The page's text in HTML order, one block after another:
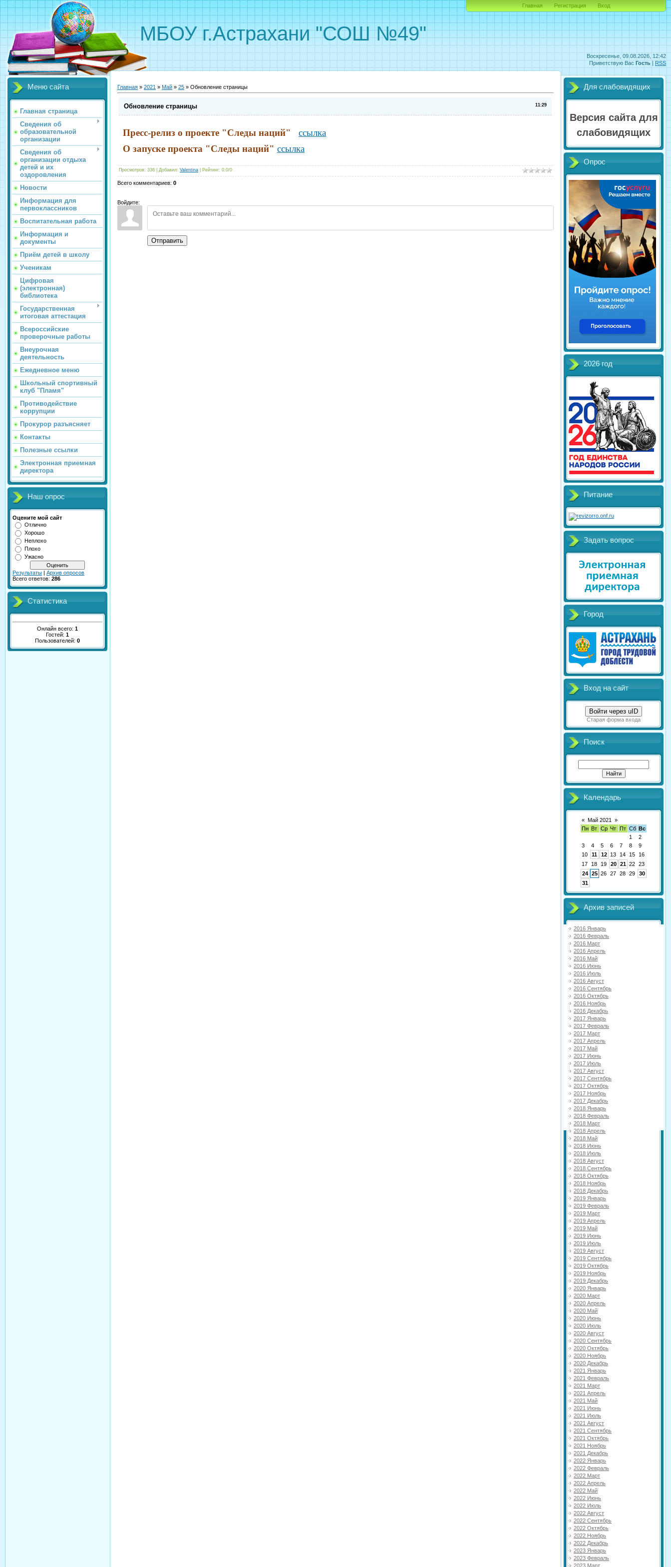
Воскресенье, 09.08.2026, 12:42
Приветствую Вас Гость | RSS
МБОУ г.Астрахани "СОШ №49"
Главная Регистрация Вход
Меню сайта
Главная страница
Сведения об
образовательной
организации
Сведения об
организации отдыха
детей и их
оздоровления
Новости
Информация для
первоклассников
Воспитательная работа
Информация и
документы
Приём детей в школу
Ученикам
Цифровая
(электронная)
библиотека
Государственная
итоговая аттестация
Всероссийские
проверочные работы
Внеурочная
деятельность
Ежедневное меню
Школьный спортивный
клуб "Пламя"
Противодействие
коррупции
Прокурор разъясняет
Контакты
Полезные ссылки
Электронная приемная
директора
Наш опрос
Оцените мой сайт
Отлично
Хорошо
Неплохо
Плохо
Ужасно
Результаты | Архив опросов
Всего ответов: 286
Статистика
Онлайн всего: 1
Гостей: 1
Пользователей: 0
Главная » 2021 » Май » 25 » Обновление страницы
11:29
Обновление страницы
Пресс-релиз о проекте "Следы наций"
ссылка
О запуске проекта "Следы наций" ссылка
Просмотров: 336 Добавил: Valentina Рейтинг: 0.0/0
Всего комментариев: 0
Войдите:
Отправить
Для слабовидящих
Версия сайта для
слабовидящих
Опрос
2026 год
Питание
Задать вопрос
Город
Вход на сайт
Войти через uID
Старая форма входа
Поиск
Календарь
« Май 2021
»
Пн Вт Ср Чт Пт Сб Вс
1
2
3
4 5 6 7 8
9
10
11 12 13 14 15
16
17
18 19 20 21 22 23
24 25 26 27 28 29
30
31
Архив записей
2016 Январь
2016 Февраль
2016 Март
2016 Апрель
2016 Май
2016 Июнь
2016 Июль
2016 Август
2016 Сентябрь
2016 Октябрь
2016 Ноябрь
2016 Декабрь
2017 Январь
2017 Февраль
2017 Март
2017 Апрель
2017 Май
2017 Июнь
2017 Июль
2017 Август
2017 Сентябрь
2017 Октябрь
2017 Ноябрь
2017 Декабрь
2018 Январь
2018 Февраль
2018 Март
2018 Апрель
2018 Май
2018 Июнь
2018 Июль
2018 Август
2018 Сентябрь
2018 Октябрь
2018 Ноябрь
2018 Декабрь
2019 Январь
2019 Февраль
2019 Март
2019 Апрель
2019 Май
2019 Июнь
2019 Июль
2019 Август
2019 Сентябрь
2019 Октябрь
2019 Ноябрь
2019 Декабрь
2020 Январь
2020 Март
2020 Апрель
2020 Май
2020 Июнь
2020 Июль
2020 Август
2020 Сентябрь
2020 Октябрь
2020 Ноябрь
2020 Декабрь
2021 Январь
2021 Февраль
2021 Март
2021 Апрель
2021 Май
2021 Июнь
2021 Июль
2021 Август
2021 Сентябрь
2021 Октябрь
2021 Ноябрь
2021 Декабрь
2022 Январь
2022 Февраль
2022 Март
2022 Апрель
2022 Май
2022 Июнь
2022 Июль
2022 Август
2022 Сентябрь
2022 Октябрь
2022 Ноябрь
2022 Декабрь
2023 Январь
2023 Февраль
2023 Март